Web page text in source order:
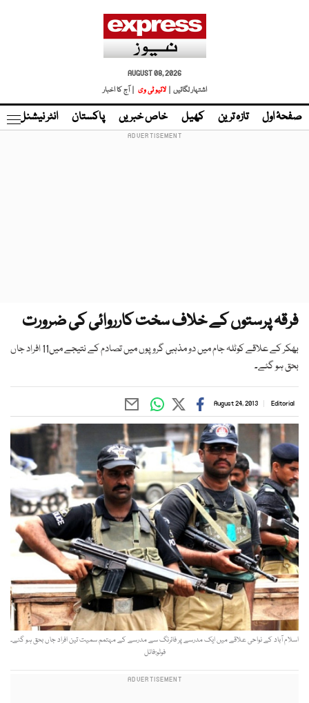
AUGUST 08, 2026
اشتہار لگائیں |
لائیو ٹی وی | آج کا اخبار
صفحۂ اول تازہ ترین کھیل خاص خبریں پاکستان انٹر نیشنل
فرقہ پرستوں کے خلاف سخت کارروائی کی ضرورت
بھکر کے علاقے کوٹلہ جام میں دو مذہبی گروپوں میں تصادم کے نتیجے میں11 افراد جاں
بحق ہو گئے۔
Editorial
August 24, 2013
اسلام آباد کے نواحی علاقے میں ایک مدرسے پر فائرنگ سے مدرسے کے مہتمم سمیت تین افراد جاں بحق ہو گئے۔
فوٹو:فائل